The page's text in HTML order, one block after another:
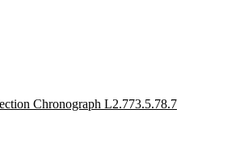
Chronograph L2.773.5.78.7